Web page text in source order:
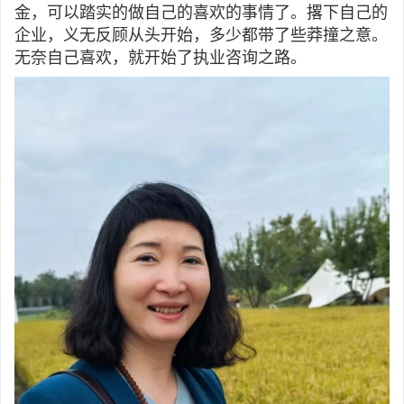
金，可以踏实的做自己的喜欢的事情了。撂下自己的
企业，义无反顾从头开始，多少都带了些莽撞之意。
无奈自己喜欢，就开始了执业咨询之路。